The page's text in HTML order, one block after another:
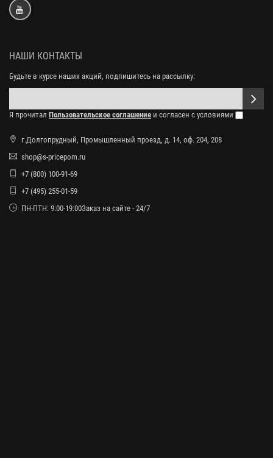
НАШИ КОНТАКТЫ
Будьте в курсе наших акций, подпишитесь на рассылку:
Я прочитал Пользовательское соглашение и согласен с условиями
г.Долгопрудный, Промышленный проезд, д. 14, оф. 204, 208
shop@s-pricepom.ru
+7 (800) 100-91-69
+7 (495) 255-01-59
ПН-ПТН: 9:00-19:00Заказ на сайте - 24/7